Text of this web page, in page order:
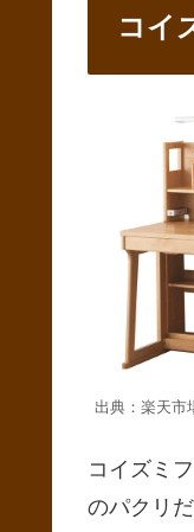
コイ
出典：楽天市
コイズミ
のパクリ